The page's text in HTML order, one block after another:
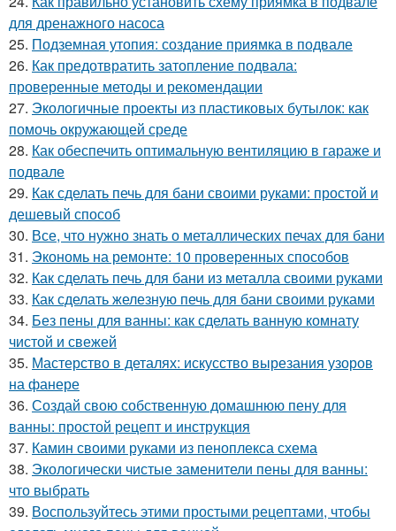
для дренажного насоса
25. Подземная утопия: создание приямка в подвале
26. Как предотвратить затопление подвала:
проверенные методы и рекомендации
27. Экологичные проекты из пластиковых бутылок: как
помочь окружающей среде
28. Как обеспечить оптимальную вентиляцию в гараже и
подвале
29. Как сделать печь для бани своими руками: простой и
дешевый способ
30. Все, что нужно знать о металлических печах для бани
31. Экономь на ремонте: 10 проверенных способов
32. Как сделать печь для бани из металла своими руками
33. Как сделать железную печь для бани своими руками
34. Без пены для ванны: как сделать ванную комнату
чистой и свежей
35. Мастерство в деталях: искусство вырезания узоров
на фанере
36. Создай свою собственную домашнюю пену для
ванны: простой рецепт и инструкция
37. Камин своими руками из пеноплекса схема
38. Экологически чистые заменители пены для ванны:
что выбрать
39. Воспользуйтесь этими простыми рецептами, чтобы